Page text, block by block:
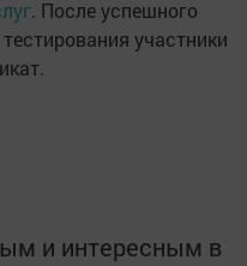
. После успешного
участники
и интересным в